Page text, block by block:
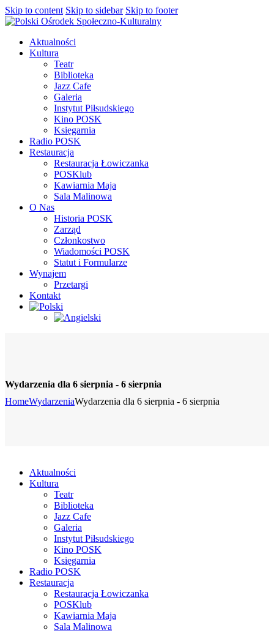
Skip to content Skip to sidebar Skip to footer
Aktualności
Kultura
Teatr
Biblioteka
Jazz Cafe
Galeria
Instytut Piłsudskiego
Kino POSK
Księgarnia
Radio POSK
Restauracja
Restauracja Łowiczanka
POSKlub
Kawiarnia Maja
Sala Malinowa
O Nas
Historia POSK
Zarząd
Członkostwo
Wiadomości POSK
Statut i Formularze
Wynajem
Przetargi
Kontakt
Wydarzenia dla 6 sierpnia - 6 sierpnia
HomeWydarzeniaWydarzenia dla 6 sierpnia - 6 sierpnia
Aktualności
Kultura
Teatr
Biblioteka
Jazz Cafe
Galeria
Instytut Piłsudskiego
Kino POSK
Księgarnia
Radio POSK
Restauracja
Restauracja Łowiczanka
POSKlub
Kawiarnia Maja
Sala Malinowa